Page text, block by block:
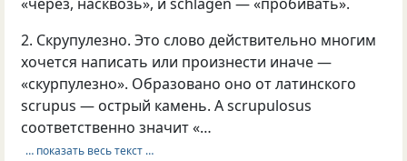
2. Скрупулезно. Это слово действительно многим
хочется написать или произнести иначе —
«скурпулезно». Образовано оно от латинского
scrupus — острый камень. А scrupulosus
соответственно значит «…
… показать весь текст …